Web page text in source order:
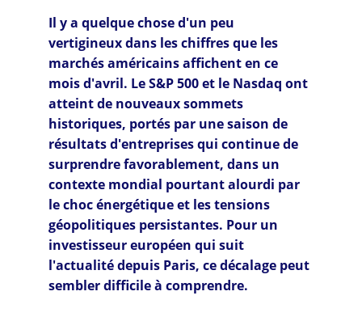
Il y a quelque chose d'un peu
vertigineux dans les chiffres que les
marchés américains affichent en ce
mois d'avril. Le S&P 500 et le Nasdaq ont
atteint de nouveaux sommets
historiques, portés par une saison de
résultats d'entreprises qui continue de
surprendre favorablement, dans un
contexte mondial pourtant alourdi par
le choc énergétique et les tensions
géopolitiques persistantes. Pour un
investisseur européen qui suit
l'actualité depuis Paris, ce décalage peut
sembler difficile à comprendre.